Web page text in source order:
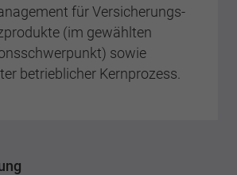
für Versicherungs-
(im gewählten
sowie
betrieblicher Kernprozess.